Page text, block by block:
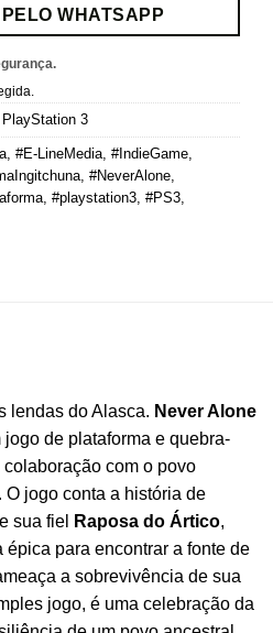
WHATSAPP
PlayStation 3
#E-LineMedia #IndieGame
#NeverAlone
#playstation3 #PS3
lendas do Alasca. Never Alone
jogo de plataforma e quebra-
com o povo
O jogo conta a história de
sua fiel Raposa do Ártico,
épica para encontrar a fonte de
a sobrevivência de sua
jogo, é uma celebração da